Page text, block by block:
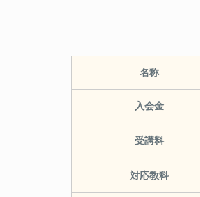
名称
入会金
受講料
対応教科